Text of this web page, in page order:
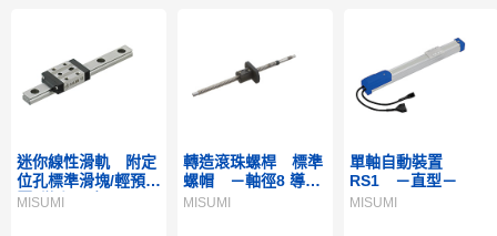
迷你線性滑軌 附定
位孔標準滑塊/輕預
壓･微小間隙
MISUMI
轉造滾珠螺桿 標準
螺帽 －軸徑8 導程
2･4－
MISUMI
單軸自動裝置
RS1 －直型－
MISUMI